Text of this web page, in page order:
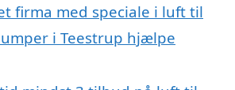
firma med speciale i luft til
i Teestrup hjælpe